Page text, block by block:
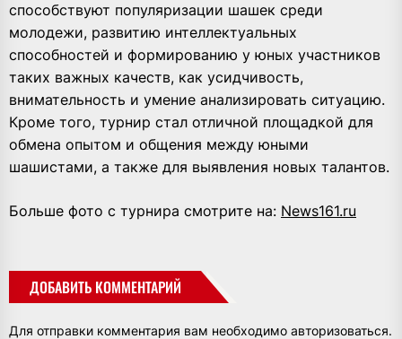
способствуют популяризации шашек среди
молодежи, развитию интеллектуальных
способностей и формированию у юных участников
таких важных качеств, как усидчивость,
внимательность и умение анализировать ситуацию.
Кроме того, турнир стал отличной площадкой для
обмена опытом и общения между юными
шашистами, а также для выявления новых талантов.
Больше фото с турнира смотрите на: News161.ru
ДОБАВИТЬ КОММЕНТАРИЙ
Для отправки комментария вам необходимо авторизоваться.